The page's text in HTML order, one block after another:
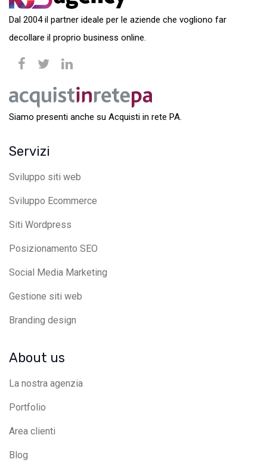
Dal 2004 il partner ideale per le aziende che vogliono far
decollare il proprio business online.
Siamo presenti anche su Acquisti in rete PA.
Servizi
Sviluppo siti web
Sviluppo Ecommerce
Siti Wordpress
Posizionamento SEO
Social Media Marketing
Gestione siti web
Branding design
About us
La nostra agenzia
Portfolio
Area clienti
Blog